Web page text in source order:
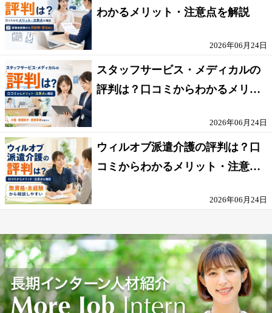
わかるメリット・注意点を解説
2026年06月24日
スタッフサービス・メディカルの
評判は？口コミからわかるメリッ
2026年06月24日
ウィルオブ派遣介護の評判は？口
コミからわかるメリット・注意点
2026年06月24日